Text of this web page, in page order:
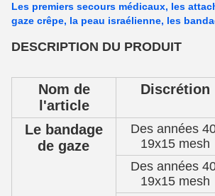
Les premiers secours médicaux, les
gaze crêpe, la peau israélienne, les
DESCRIPTION DU PRODUIT
Nom de
l'article
Discrétion
Le bandage
de gaze
Des années
19x15 mesh
Des années
19x15 mesh